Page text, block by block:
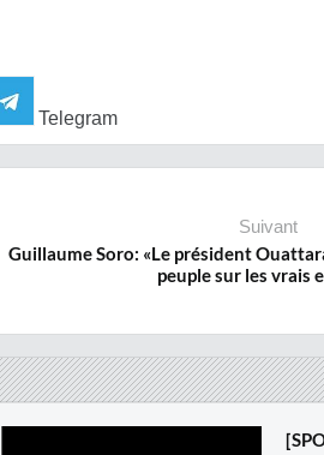
Telegram
Suivant
Guillaume Soro: «Le président
peuple sur les vrais